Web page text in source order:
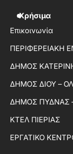
Χρήσιμα
Επικοινωνία
ΠΕΡΙΦΕΡΕΙΑΚΗ
ΔΗΜΟΣ
ΔΗΜΟΣ ΔΙΟΥ –
ΔΗΜΟΣ ΠΥΔΝΑΣ
ΚΤΕΛ ΠΙΕΡΙΑΣ
ΕΡΓΑΤΙΚΟ